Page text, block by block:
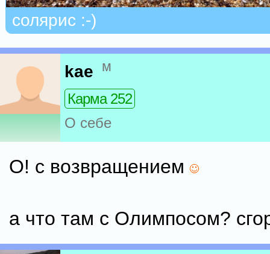
солярис :-)
kae м
Карма 252
О себе
О! с возвращением
а что там с Олимпосом?